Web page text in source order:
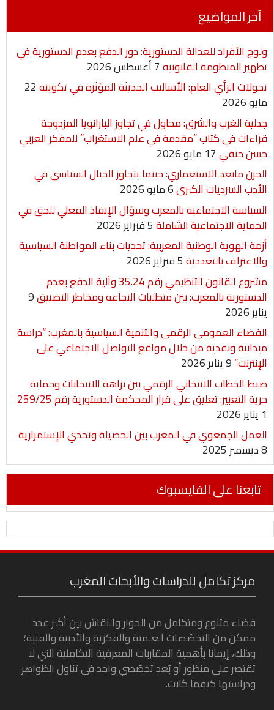
e
b
o
o
k
t
t
e
r
s
A
p
e
n
g
r
l
l
t
آخر المواضيع
ولوج الأفراد للعدالة الدستورية: دور الدفع بعدم الدستورية في
تطهير المنظومة القانونية7 أغسطس 2026
تحولات الرأي العام: الأساليب الحديثة المؤثرة في تكوينه22
مايو 2026
جدلية الغرب والشرق: محاول في تجاوز البارانويا المزدوجة
قراءات في كتاب “مقدمة في علم الاستغراب” للمفكر العربي
حسن حنفي17 مايو 2026
الحزن مابعد الاستعماري: حينما يتجاوز الخيال السياسي في
الأدب السرديات الكبرى6 مايو 2026
السياسة الاجتماعية بالمغرب وسؤال الإنفاذ الفعلي للحق في
الحماية الاجتماعية الشاملة5 فبراير 2026
أزمة الهوية الوطنية المغربية: تحديات بناء المواطنة السياسية
والاعتراف بالتعددية5 فبراير 2026
مشروع القانون التنظيمي رقم 35.24 وآلية الدفع بعدم
الدستورية بالمغرب: بين متطلبات النجاعة ومخاطر التضييق9
يناير 2026
الفضاء العمومي الرقمي والتنمية السياسية بالمغرب: “دراسة
ميدانية ونقدية من خلال مواقع التواصل الاجتماعي على
الإنترنت”9 يناير 2026
ضبط الخطاب الانتخابي الرقمي بين نزاهة الانتخابات وحماية
حرية التعبير: تعليق على قرار المحكمة الدستورية رقم 259/25
1 يناير 2026
العمل الجمعوي في المغرب بين الحصيلة وتحدي الإستمرارية
8 ديسمبر 2025
تابعنا على الفايسبوك
مركز تكامل للدراسات والأبحاث المغرب
فضاء متنوع ومتكامل من الحوار والنقاش بين أكبر عدد
ممكن من التخصّصات العلمية والفكرية والأدبية والفنية؛
وذلك، إيمانا بأهمية المقاربات المعرفية التكاملية التي لا
تقتصر على منظور أو بُعد تخصّصي واحد في تناول الظواهر
ودراستها كيفما كانت.